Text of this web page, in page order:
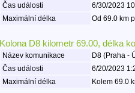
Čas události
6/30/2023
Maximální délka
Od 69.0 km
Kolona D8 kilometr 69.00, délka
Název komunikace
D8 (Praha -
Čas události
6/20/2023
Maximální délka
Kolem 69.0